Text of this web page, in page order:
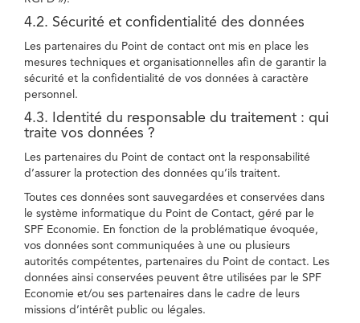
4.2. Sécurité et confidentialité des données
Les partenaires du Point de contact ont mis en place les
mesures techniques et organisationnelles afin de garantir la
sécurité et la confidentialité de vos données à caractère
personnel.
4.3. Identité du responsable du traitement : qui
traite vos données ?
Les partenaires du Point de contact ont la responsabilité
d’assurer la protection des données qu’ils traitent.
Toutes ces données sont sauvegardées et conservées dans
le système informatique du Point de Contact, géré par le
SPF Economie. En fonction de la problématique évoquée,
vos données sont communiquées à une ou plusieurs
autorités compétentes, partenaires du Point de contact. Les
données ainsi conservées peuvent être utilisées par le SPF
Economie et/ou ses partenaires dans le cadre de leurs
missions d’intérêt public ou légales.